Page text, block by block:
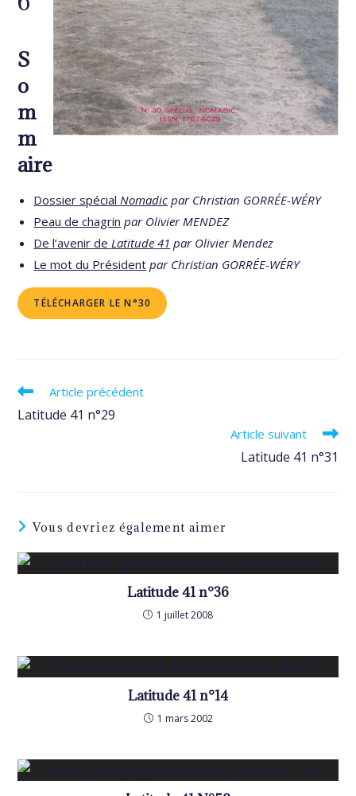
S
o
m
m
aire
Dossier spécialNomadic par Christian GORRÉE-WÉRY
Peau de chagrin par Olivier MENDEZ
De l’avenir deLatitude 41 par Olivier Mendez
Le mot du Président par Christian GORRÉE-WÉRY
TÉLÉCHARGER LE N°30
Read
articles
Article précédent
Latitude 41 n°29
Article suivant
Latitude 41 n°31
Vous devriez également aimer
Latitude 41 n°36
1 juillet 2008
Latitude 41 n°14
1 mars 2002